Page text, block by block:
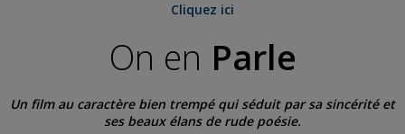
Cliquez ici
On en Parle
Un film au caractère bien trempé qui séduit par sa sincérité et
ses beaux élans de rude poésie.